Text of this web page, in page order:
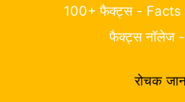
100+ फैक्ट्स - Facts
फैक्ट्स नॉलेज
रोचक